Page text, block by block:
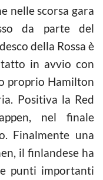
nelle scorsa gara
da parte del
della Rossa è
in avvio con
proprio Hamilton
Positiva la Red
nel finale
Finalmente una
il finlandese ha
punti importanti